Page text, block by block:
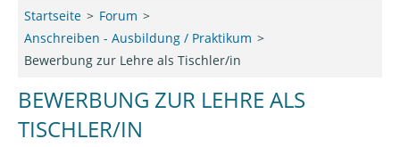
Job & Karriere
Forum
Startseite
Forum
Anschreiben - Ausbildung / Praktikum
Bewerbung zur Lehre als Tischler/in
BEWERBUNG ZUR LEHRE ALS
TISCHLER/IN